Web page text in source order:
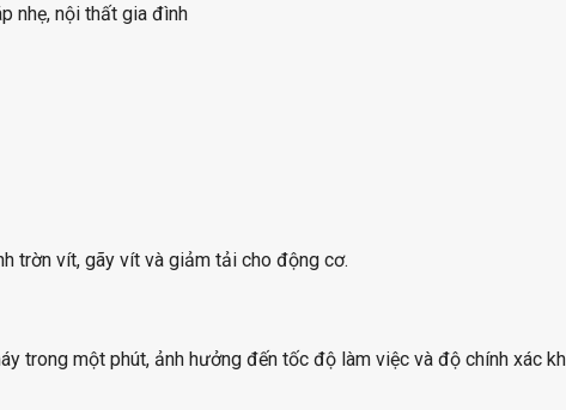
nhẹ, nội thất gia đình
trờn vít, gãy vít và giảm tải cho động cơ.
trong một phút, ảnh hưởng đến tốc độ làm việc và độ chính xác